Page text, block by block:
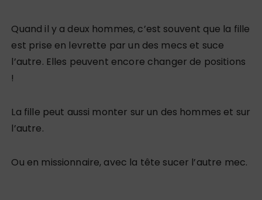
Quand il y a deux hommes, c’est souvent que la fille
est prise en levrette par un des mecs et suce
l’autre. Elles peuvent encore changer de positions
!
La fille peut aussi monter sur un des hommes et sur
l’autre.
Ou en missionnaire, avec la tête sucer l’autre mec.